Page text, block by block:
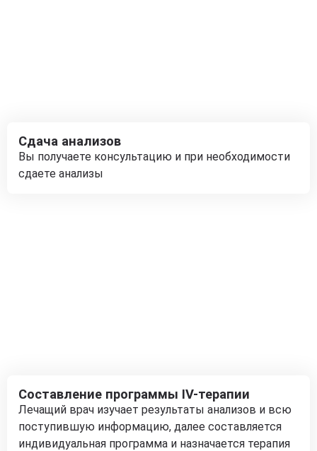
Сдача анализов
Вы получаете консультацию и при необходимости
сдаете анализы
Составление программы IV-терапии
Лечащий врач изучает результаты анализов и всю
поступившую информацию, далее составляется
индивидуальная программа и назначается терапия